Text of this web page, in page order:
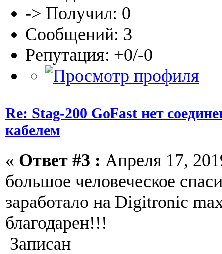
-> Получил: 0
Сообщений: 3
Репутация: +0/-0
Re: Stag-200 GoFast нет
кабелем
« Ответ #3 : Апреля 17,
большое человеческое
заработало на Digitronic
благодарен!!!
Записан